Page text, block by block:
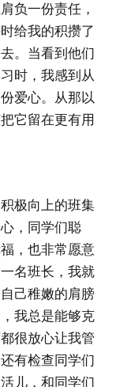
负一份责任，
给我的积攒了
。当看到他们
时，我感到从
爱心。从那以
它留在更有用
极向上的班集
，同学们聪
，也非常愿意
名班长，我就
己稚嫩的肩膀
我总是能够克
很放心让我管
有检查同学们
儿，和同学们